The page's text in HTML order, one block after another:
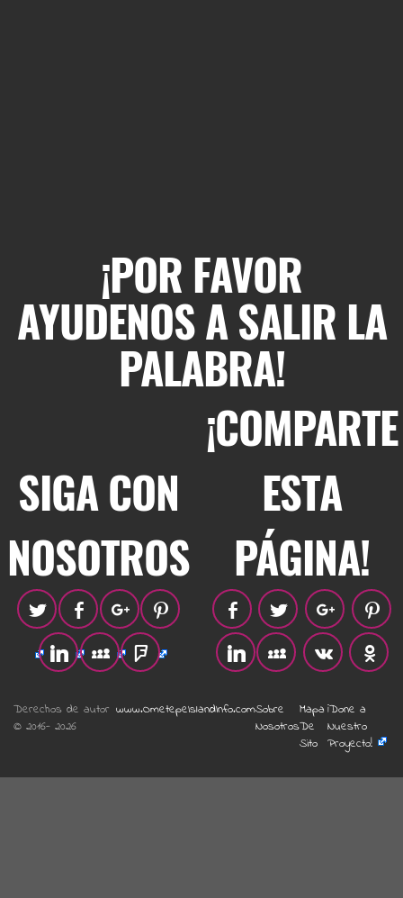
¡POR FAVOR
AYUDENOS A SALIR LA
PALABRA!
SIGA CON
NOSOTROS
¡COMPARTE
ESTA
PÁGINA!
Derechos de autor
© 2016- 2026
www.OmetepeIslandInfo.comSobre
Nosotros
Mapa
De
Sito
¡Done a
Nuestro
Proyecto!